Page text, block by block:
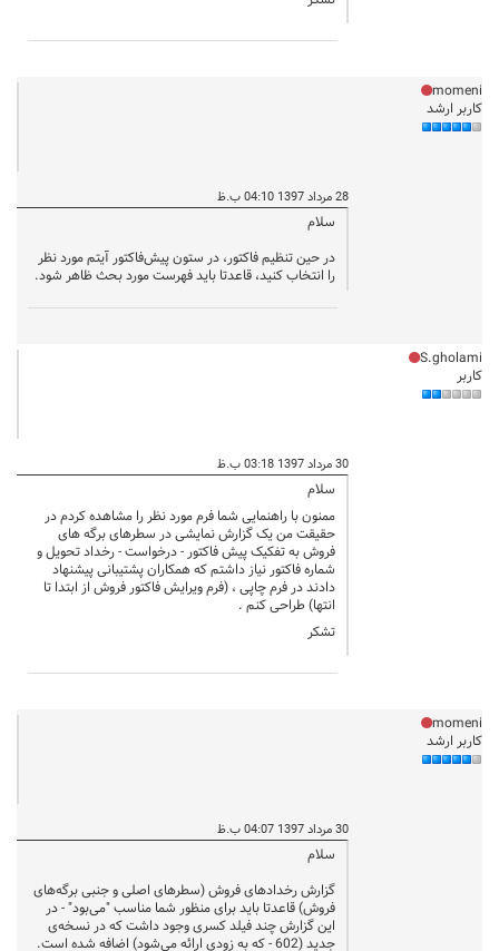
momeni
کاربر ارشد
28 مرداد 1397 04:10 ب.ظ
سلام
در حین تنظیم فاکتور، در ستون پیش‌فاکتور آیتم مورد نظر
را انتخاب کنید، قاعدتا باید فهرست مورد بحث ظاهر شود.
S.gholami
کاربر
30 مرداد 1397 03:18 ب.ظ
سلام
ممنون با راهنمایی شما فرم مورد نظر را مشاهده کردم در
حقیقت من یک گزارش نمایشی در سطرهای برگه های
فروش به تفکیک پیش فاکتور - درخواست - رخداد تحویل و
شماره فاکتور نیاز داشتم که همکاران پشتیبانی پیشنهاد
دادند در فرم چاپی ، (فرم ویرایش فاکتور فروش از ابتدا تا
انتها) طراحی کنم .
تشکر
momeni
کاربر ارشد
30 مرداد 1397 04:07 ب.ظ
سلام
گزارش رخدادهای فروش (سطرهای اصلی و جنبی برگه‌های
فروش) قاعدتا باید برای منظور شما مناسب "می‌بود" - در
این گزارش چند فیلد کسری وجود داشت که در نسخه‌ی
جدید (602 - که به زودی ارائه می‌شود) اضافه شده است.